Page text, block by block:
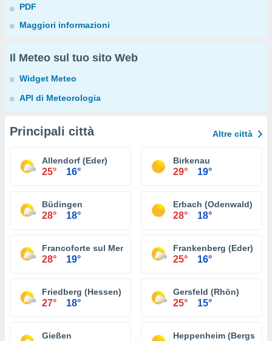
PDF
Maggiori informazioni
Il Meteo sul tuo sito Web
Widget Meteo
API di Meteorologia
Principali città Altre città
Allendorf (Eder)
25° 16°
Birkenau
29° 19°
Büdingen
28° 18°
Erbach (Odenwald)
28° 18°
Francoforte sul Meno
28° 19°
Frankenberg (Eder)
25° 16°
Friedberg (Hessen)
27° 18°
Gersfeld (Rhön)
25° 15°
Gießen Heppenheim